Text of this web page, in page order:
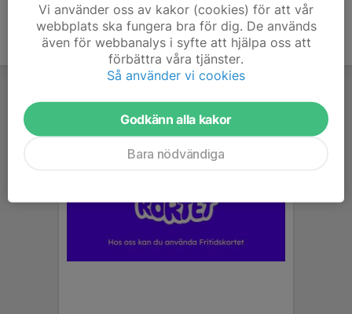
Vi använder oss av kakor (cookies) för att vår
webbplats ska fungera bra för dig. De används
även för webbanalys i syfte att hjälpa oss att
förbättra våra tjänster.
Så använder vi cookies
Godkänn alla kakor
Bara nödvändiga